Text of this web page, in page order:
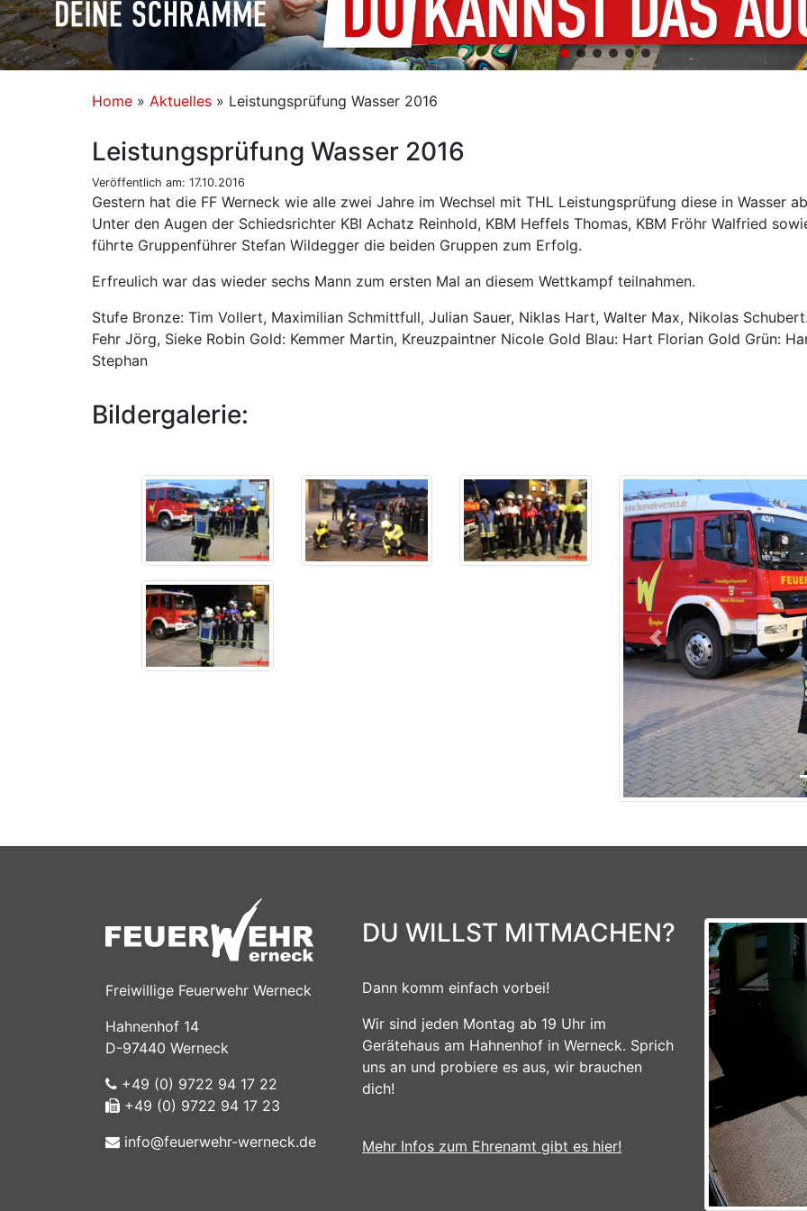
Home » Aktuelles » Leistungsprüfung Wasser 2016
Leistungsprüfung Wasser 2016
Veröffentlich am: 17.10.2016
Gestern hat die FF Werneck wie alle zwei Jahre im Wechsel mit THL Leistungsprüfung diese in Wasser
Unter den Augen der Schiedsrichter KBI Achatz Reinhold, KBM Heffels Thomas, KBM Fröhr Walfried
führte Gruppenführer Stefan Wildegger die beiden Gruppen zum Erfolg.
Erfreulich war das wieder sechs Mann zum ersten Mal an diesem Wettkampf teilnahmen.
Stufe Bronze: Tim Vollert, Maximilian Schmittfull, Julian Sauer, Niklas Hart, Walter Max, Nikolas
Fehr Jörg, Sieke Robin Gold: Kemmer Martin, Kreuzpaintner Nicole Gold Blau: Hart Florian Gold Grün:
Stephan
Bildergalerie:
Previous
Freiwillige Feuerwehr Werneck
Hahnenhof 14
D-97440 Werneck
+49 (0) 9722 94 17 22
+49 (0) 9722 94 17 23
info@feuerwehr-werneck.de
DU WILLST MITMACHEN?
Dann komm einfach vorbei!
Wir sind jeden Montag ab 19 Uhr im
Gerätehaus am Hahnenhof in Werneck. Sprich
uns an und probiere es aus, wir brauchen
dich!
Mehr Infos zum Ehrenamt gibt es hier!